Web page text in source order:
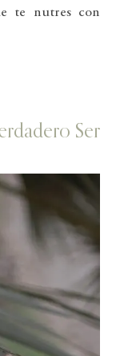
te nutres con
Ser